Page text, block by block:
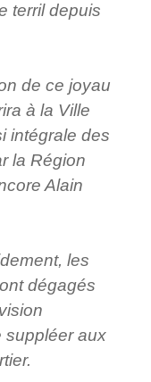
terril depuis
de ce joyau
à la Ville
intégrale des
la Région
Alain
les
dégagés
suppléer aux